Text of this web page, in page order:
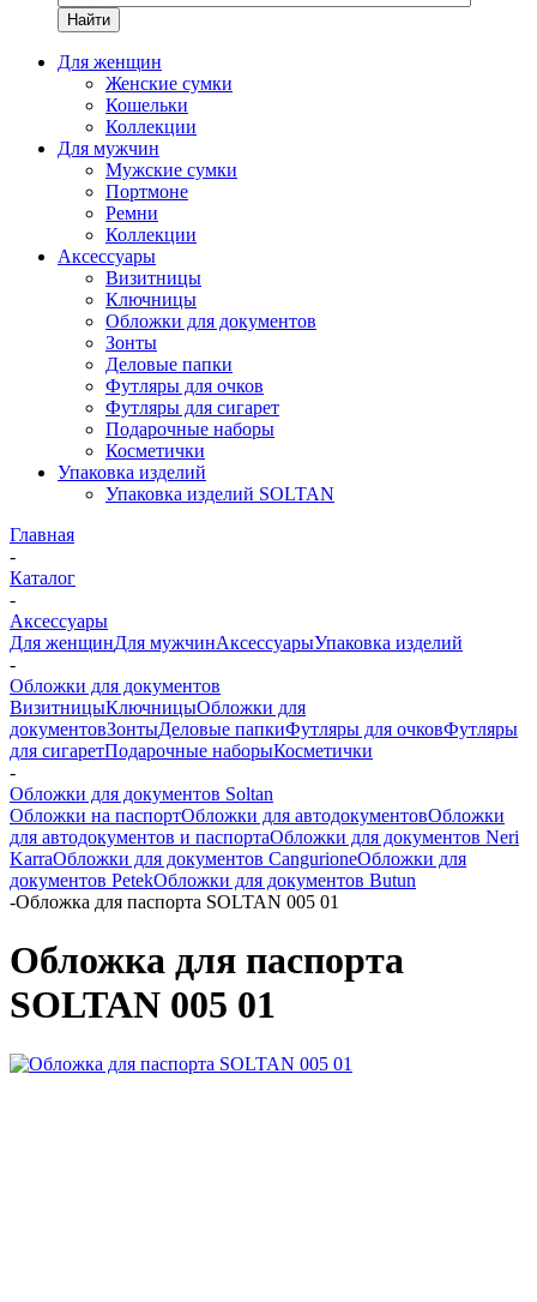
Найти
Для женщин
Женские сумки
Кошельки
Коллекции
Для мужчин
Мужские сумки
Портмоне
Ремни
Коллекции
Аксессуары
Визитницы
Ключницы
Обложки для документов
Зонты
Деловые папки
Футляры для очков
Футляры для сигарет
Подарочные наборы
Косметички
Упаковка изделий
Упаковка изделий SOLTAN
Главная
-
Каталог
-
Аксессуары
Для женщинДля мужчинАксессуарыУпаковка изделий
-
Обложки для документов
ВизитницыКлючницыОбложки для
документовЗонтыДеловые папкиФутляры для очковФутляры
для сигаретПодарочные наборыКосметички
-
Обложки для документов Soltan
Обложки на паспортОбложки для автодокументовОбложки
для автодокументов и паспортаОбложки для документов Neri
KarraОбложки для документов CangurioneОбложки для
документов PetekОбложки для документов Butun
-Обложка для паспорта SOLTAN 005 01
Обложка для паспорта
SOLTAN 005 01